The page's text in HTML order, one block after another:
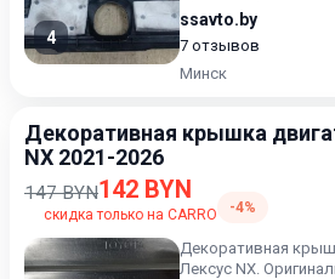
4
ssavto.by
7 отзывов
Минск
Декоративная крышка
NX 2021-2026
147 BYN142 BYN
скидка только на CARRO -4%
Декоративная
Лексус NX.